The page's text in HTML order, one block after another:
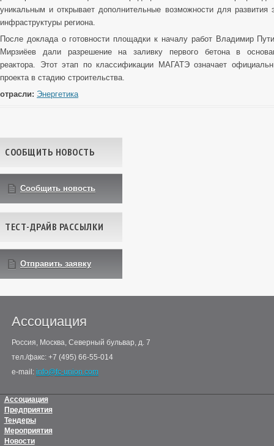
уникальным и открывает дополнительные возможности для развития
инфраструктуры региона.
После доклада о готовности площадки к началу работ Владимир
Мирзиёев дали разрешение на заливку первого бетона в
реактора. Этот этап по классификации МАГАТЭ означает
проекта в стадию строительства.
отрасли: Энергетика
СООБЩИТЬ НОВОСТЬ
Сообщить новость
ТЕСТ-ДРАЙВ РАССЫЛКИ
Отправить заявку
Ассоциация
Россия, Москва, Северный бульвар, д. 7
тел./факс: +7 (495) 66-55-014
e-mail: info@fc-union.com
Ассоциация
Предприятия
Тендеры
Мероприятия
Новости